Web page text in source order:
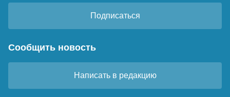
Подписаться
Сообщить новость
Написать в редакцию